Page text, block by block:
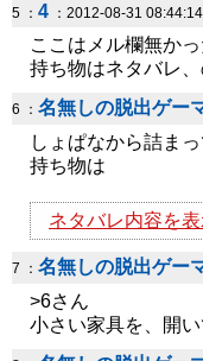
5 ： 4 ：2012-08-31 08:44:14
ここはメル欄無かっ
持ち物はネタバレ
6 ： 名無しの脱出ゲー
しょぱなから詰ま
持ち物は
ネタバレ内容を
7 ： 名無しの脱出ゲー
>6さん
小さい家具を、開